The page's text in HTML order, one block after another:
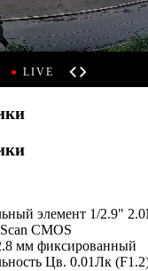
элемент 1/2.9"
CMOS
мм фиксированный
Цв. 0.01Лк